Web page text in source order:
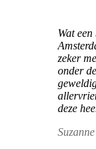
Wat
zeker
onder
deze
Suzanne